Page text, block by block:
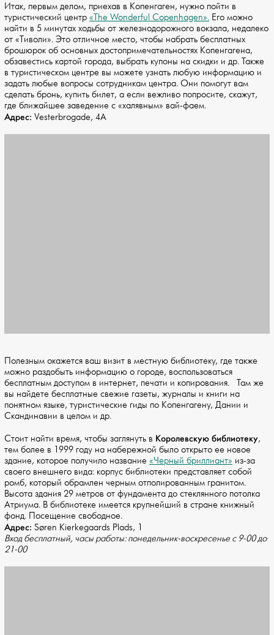
Итак, первым делом, приехав в Копенгаген, нужно пойти в
туристический центр «The Wonderful Copenhagen». Его можно
найти в 5 минутах ходьбы от железнодорожного вокзала, недалеко
от «Тиволи». Это отличное место, чтобы набрать бесплатных
брошюрок об основных достопримечательностях Копенгагена,
обзавестись картой города, выбрать купоны на скидки и др. Также
в туристическом центре вы можете узнать любую информацию и
задать любые вопросы сотрудникам центра. Они помогут вам
сделать бронь, купить билет, а если вежливо попросите, скажут,
где ближайшее заведение с «халявным» вай-фаем.
Адрес: Vesterbrogade, 4A
Полезным окажется ваш визит в местную библиотеку, где также
можно раздобыть информацию о городе, воспользоваться
бесплатным доступом в интернет, печати и копирования. Там же
вы найдете бесплатные свежие газеты, журналы и книги на
понятном языке, туристические гиды по Копенгагену, Дании и
Скандинавии в целом и др.
Стоит найти время, чтобы заглянуть в Королевскую библиотеку,
тем более в 1999 году на набережной было открыто ее новое
здание, которое получило название «Черный бриллиант» из-за
своего внешнего вида: корпус библиотеки представляет собой
ромб, который обрамлен черным отполированным гранитом.
Высота здания 29 метров от фундамента до стеклянного потолка
Атриума. В библиотеке имеется крупнейший в стране книжный
фонд. Посещение свободное.
Адрес: Søren Kierkegaards Plads, 1
Вход бесплатный, часы работы: понедельник-воскресенье с 9-00 до
21-00